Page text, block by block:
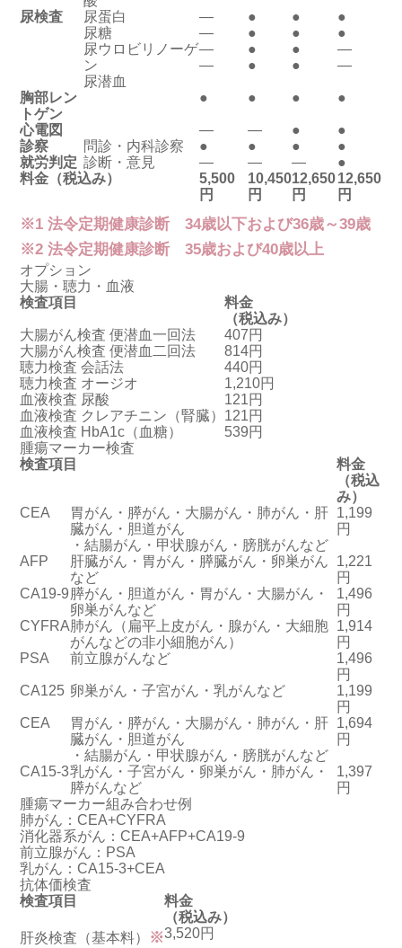
尿検査
尿蛋白
尿糖
尿ウロビリノーゲ
ン
尿潜血
―
―
―
―
●
●
●
●
●
●
●
●
●
●
―
―
胸部レン
トゲン
● ● ● ●
心電図 ― ― ●
●
診察
問診・内科診察 ● ● ●
●
就労判定 診断・意見 ― ― ―
●
料金（税込み）
5,500
円
10,450
円
12,650
円
12,650
円
※1 法令定期健康診断 34歳以下および36歳～39歳
※2 法令定期健康診断 35歳および40歳以上
オプション
大腸・聴力・血液
検査項目
料金
（税込み）
大腸がん検査 便潜血一回法
407円
大腸がん検査 便潜血二回法
814円
聴力検査 会話法
440円
聴力検査 オージオ
1,210円
血液検査 尿酸
121円
血液検査 クレアチニン （腎臓） 121円
血液検査 HbA1c （血糖）
539円
腫瘍マーカー検査
検査項目
料金
（税込
み）
CEA
胃がん・膵がん・大腸がん・肺がん・肝
臓がん・胆道がん
・結腸がん・甲状腺がん・膀胱がんなど
1,199
円
AFP
肝臓がん・胃がん・膵臓がん・卵巣がん
など
1,221
円
CA19-9 膵がん・胆道がん・胃がん・大腸がん・
卵巣がんなど
1,496
円
CYFRA肺がん （扁平上皮がん・腺がん・大細胞
がんなどの非小細胞がん）
1,914
円
PSA
前立腺がんなど
1,496
円
CA125 卵巣がん・子宮がん・乳がんなど
1,199
円
CEA
胃がん・膵がん・大腸がん・肺がん・肝
臓がん・胆道がん
・結腸がん・甲状腺がん・膀胱がんなど
1,694
円
CA15-3乳がん・子宮がん・卵巣がん・肺がん・
膵がんなど
1,397
円
腫瘍マーカー組み合わせ例
肺がん：CEA+CYFRA
消化器系がん：CEA+AFP+CA19-9
前立腺がん：PSA
乳がん：CA15-3+CEA
抗体価検査
検査項目
料金
（税込み）
肝炎検査 （基本料） ※3,520円